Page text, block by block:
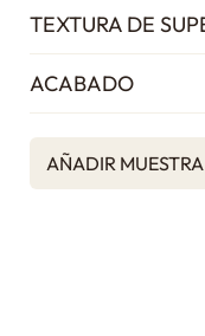
TEXTURA DE
ACABADO
AÑADIR MUESTRA